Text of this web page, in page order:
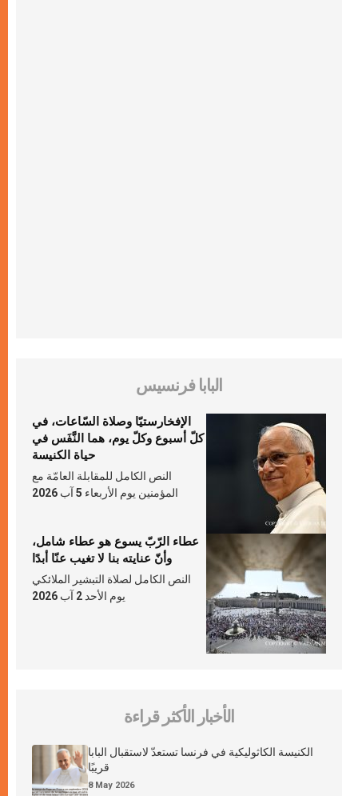
البابا فرنسيس
الإفخارستيّا وصلاة السّاعات، في
كلّ أسبوع وكلّ يوم، هما النَّفَس في
حياة الكنيسة
النص الكامل للمقابلة العامّة مع
المؤمنين يوم الأربعاء 5 آب 2026
عطاء الرّبّ يسوع هو عطاء شامل،
وأنّ عنايته بنا لا تغيب عنّا أبدًا
النص الكامل لصلاة التبشير الملائكي
يوم الأحد 2 آب 2026
الأخبار الأكثر قراءة
الكنيسة الكاثوليكية في فرنسا تستعدّ لاستقبال البابا
قريبًا
8 May 2026